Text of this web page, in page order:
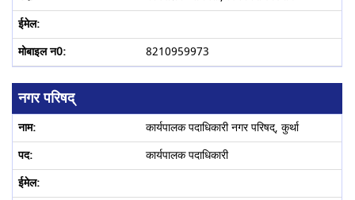
8210959973
नगर परिषद्
कार्यपालक पदाधिकारी नगर परिषद्, कुर्था
कार्यपालक पदाधिकारी